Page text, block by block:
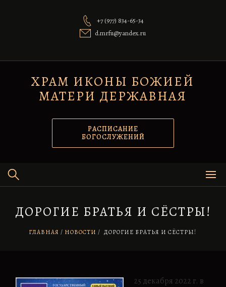
+7 (977) 834-65-34
d.mrfu@yandex.ru
ХРАМ ИКОНЫ БОЖИЕЙ
МАТЕРИ ДЕРЖАВНАЯ
РАСПИСАНИЕ
БОГОСЛУЖЕНИЙ
ДОРОГИЕ БРАТЬЯ И СЁСТРЫ!
ГЛАВНАЯ НОВОСТИ / ДОРОГИЕ БРАТЬЯ И СЁСТРЫ!
25 декабря 2022 г. в